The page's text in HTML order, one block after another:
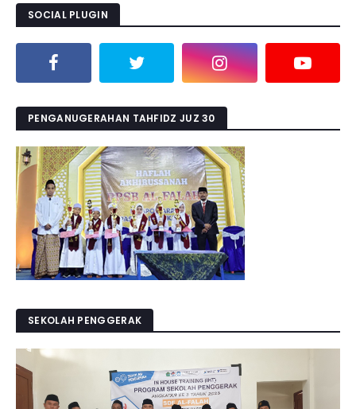
SOCIAL PLUGIN
PENGANUGERAHAN TAHFIDZ JUZ 30
SEKOLAH PENGGERAK